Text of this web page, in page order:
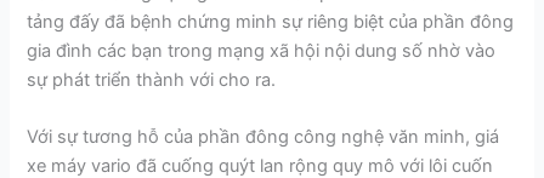
tảng đấy đã bệnh chứng minh sự riêng biệt của phần đông
gia đình các bạn trong mạng xã hội nội dung số nhờ vào
sự phát triển thành với cho ra.
Với sự tương hỗ của phần đông công nghệ văn minh, giá
xe máy vario đã cuống quýt lan rộng quy mô với lôi cuốn